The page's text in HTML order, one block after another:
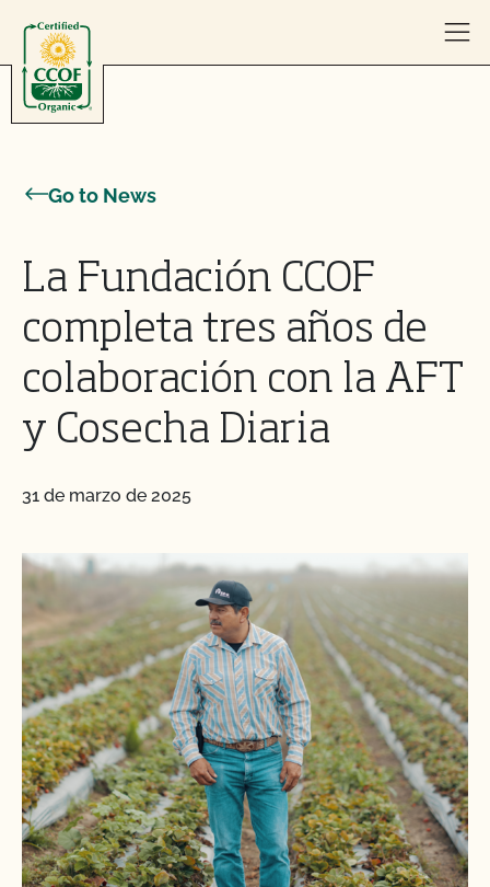
Go to News
La Fundación CCOF
completa tres años de
colaboración con la AFT
y Cosecha Diaria
31 de marzo de 2025